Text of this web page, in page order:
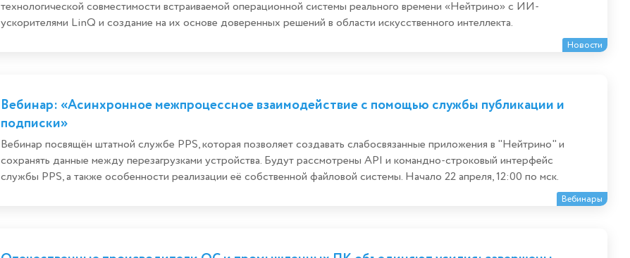
Новости
технологической совместимости встраиваемой операционной системы реального времени «Нейтрино» с ИИ-
ускорителями LinQ и создание на их основе доверенных решений в области искусственного интеллекта.
Вебинары
Вебинар: «Асинхронное межпроцессное взаимодействие с помощью службы публикации и
подписки»
Вебинар посвящён штатной службе PPS, которая позволяет создавать слабосвязанные приложения в "Нейтрино" и
сохранять данные между перезагрузками устройства. Будут рассмотрены API и командно-строковый интерфейс
службы PPS, а также особенности реализации её собственной файловой системы. Начало 22 апреля, 12:00 по мск.